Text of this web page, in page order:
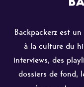
Backpackerz est
à la culture du
interviews, des
dossiers de fond,